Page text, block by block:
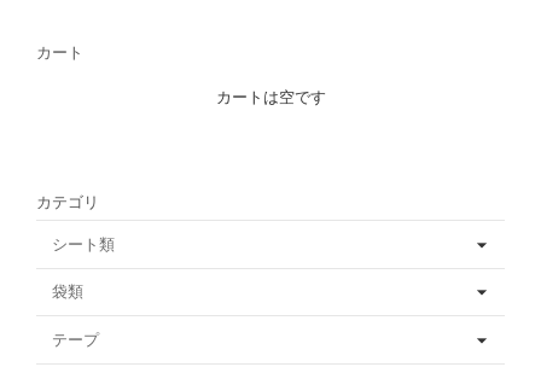
カート
カートは空です
カテゴリ
シート類
袋類
テープ